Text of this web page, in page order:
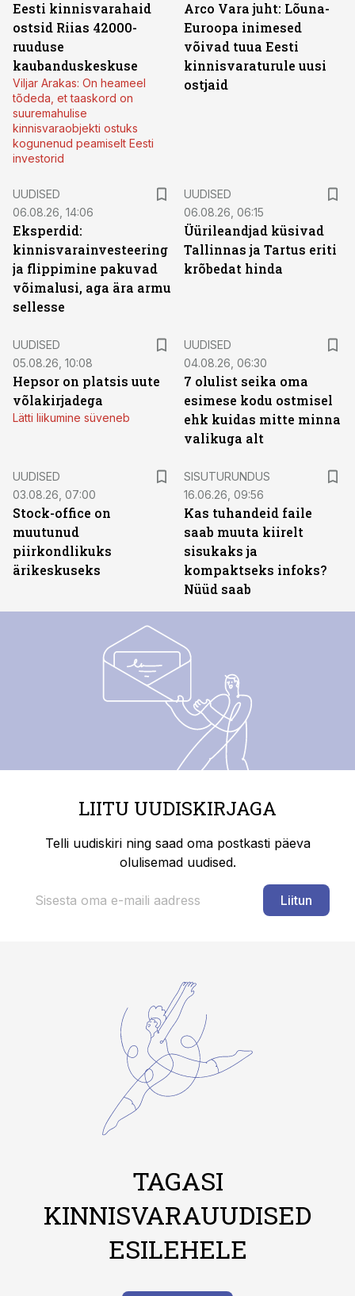
Eesti kinnisvarahaid
ostsid Riias 42000-
ruuduse
kaubanduskeskuse
Viljar Arakas: On heameel
tõdeda, et taaskord on
suuremahulise
kinnisvaraobjekti ostuks
kogunenud peamiselt Eesti
investorid
Arco Vara juht: Lõuna-
Euroopa inimesed
võivad tuua Eesti
kinnisvaraturule uusi
ostjaid
UUDISED
06.08.26, 14:06
Eksperdid:
kinnisvarainvesteering
ja flippimine pakuvad
võimalusi, aga ära armu
sellesse
UUDISED
06.08.26, 06:15
Üürileandjad küsivad
Tallinnas ja Tartus eriti
krõbedat hinda
UUDISED
05.08.26, 10:08
Hepsor on platsis uute
võlakirjadega
Lätti liikumine süveneb
UUDISED
04.08.26, 06:30
7 olulist seika oma
esimese kodu ostmisel
ehk kuidas mitte minna
valikuga alt
UUDISED
03.08.26, 07:00
Stock-office on
muutunud
piirkondlikuks
ärikeskuseks
SISUTURUNDUS
16.06.26, 09:56
Kas tuhandeid faile
saab muuta kiirelt
sisukaks ja
kompaktseks infoks?
Nüüd saab
LIITU UUDISKIRJAGA
Telli uudiskiri ning saad oma postkasti päeva
olulisemad uudised.
Liitun
TAGASI
KINNISVARAUUDISED
ESILEHELE